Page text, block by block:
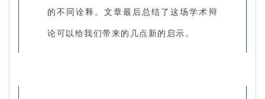
的不同诠释。文章最后总结了这场学术辩
论可以给我们带来的几点新的启示。